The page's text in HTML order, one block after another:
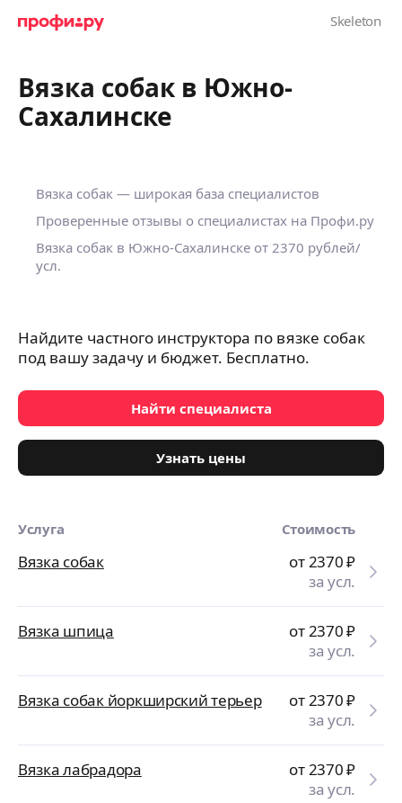
Вязка собак в Южно-
Сахалинске
Вязка собак — широкая база специалистов
Проверенные отзывы о специалистах на Профи.ру
Вязка собак в Южно-Сахалинске от 2370 рублей/
усл.
Найдите частного инструктора по вязке собак
под вашу задачу и бюджет. Бесплатно.
Найти специалиста
Узнать цены
Услуга Стоимость
Вязка собак от 2370₽
за усл.
Вязка шпица от 2370₽
за усл.
Вязка собак йоркширский терьер от 2370₽
за усл.
Вязка лабрадора от 2370₽
за усл.